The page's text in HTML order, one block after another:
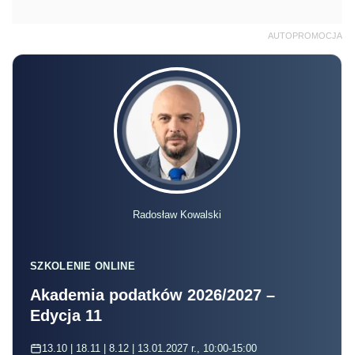
AUTOPROMOCJA
Radosław Kowalski
SZKOLENIE ONLINE
Akademia podatków 2026/2027 –
Edycja 11
13.10 | 18.11 | 8.12 | 13.01.2027 r., 10:00-15:00